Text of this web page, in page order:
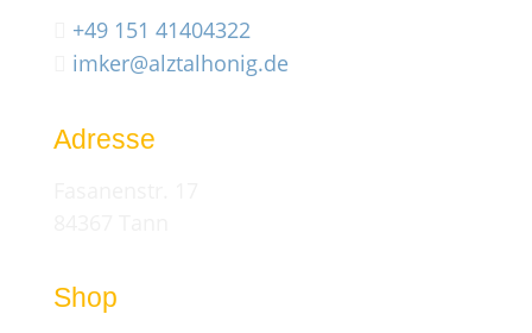
+49 151 41404322
imker@alztalhonig.de
Adresse
Shop